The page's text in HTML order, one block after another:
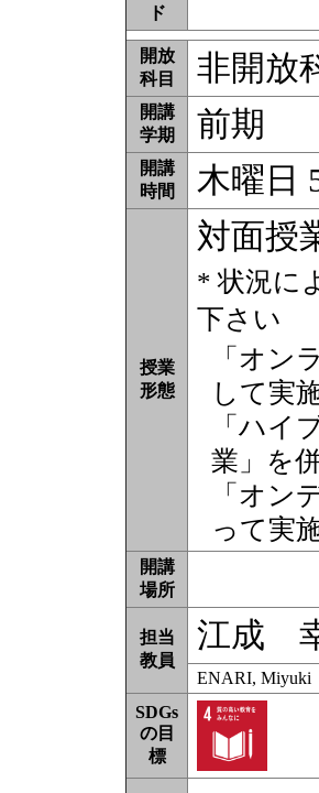
ド
開放
科目
非開
開講
学期
前期
開講
時間
木曜日
授業
形態
対面授
* 状況に
下さい
「オン
して実
「ハイ
業」を
「オン
って実
開講
場所
担当
教員
江成
ENARI, Miyuki
SDGs
の目
標